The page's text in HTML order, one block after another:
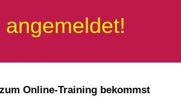
angemeldet!
Online-Training bekommst